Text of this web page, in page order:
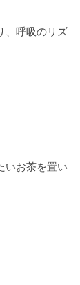
、呼吸のリズ
いお茶を置い